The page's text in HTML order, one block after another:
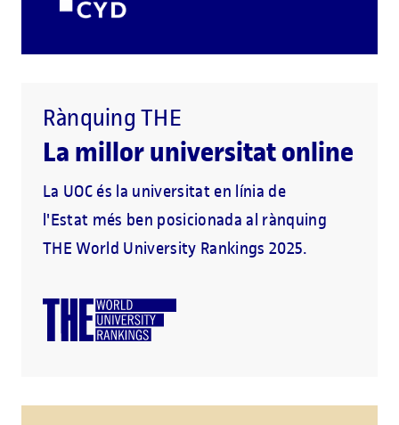
Rànquing THE
La millor universitat online
La UOC és la universitat en línia de
l'Estat més ben posicionada al rànquing
THE World University Rankings 2025.